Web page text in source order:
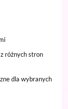
różnych stron
dla wybranych